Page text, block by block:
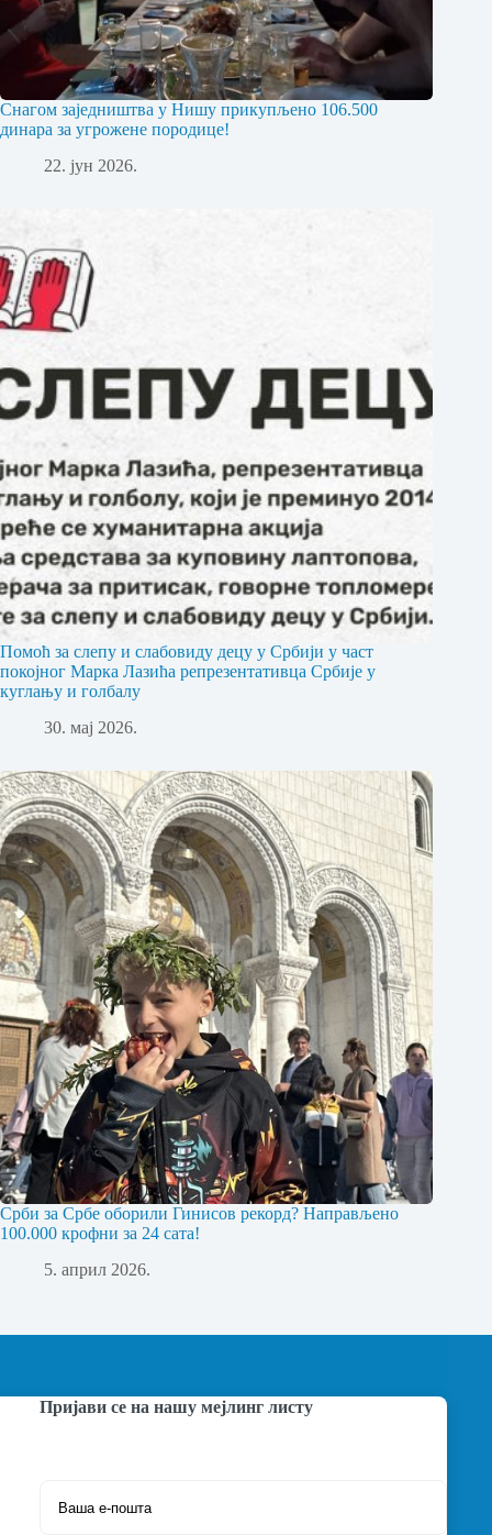
Снагом заједништва у Нишу прикупљено 106.500
динара за угрожене породице!
22. јун 2026.
Помоћ за слепу и слабовиду децу у Србији у част
покојног Марка Лазића репрезентативца Србије у
куглању и голбалу
30. мај 2026.
Срби за Србе оборили Гинисов рекорд? Направљено
100.000 крофни за 24 сата!
5. април 2026.
Пријави се на нашу мејлинг листу